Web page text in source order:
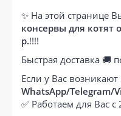
✨ На этой странице
консервы для котят
р.!!!!
Быстрая доставка 🚚
Если у Вас
WhatsApp/Telegram/
✅ Работаем для Вас с